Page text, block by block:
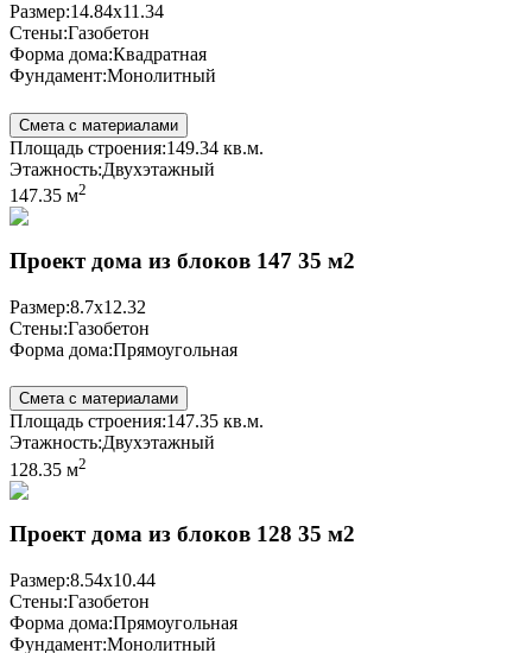
Размер:14.84x11.34
Стены:Газобетон
Форма дома:Квадратная
Фундамент:Монолитный
Смета с материалами
Площадь строения:149.34 кв.м.
Этажность:Двухэтажный
147.35 м2
Проект дома из блоков 147 35 м2
Размер:8.7x12.32
Стены:Газобетон
Форма дома:Прямоугольная
Смета с материалами
Площадь строения:147.35 кв.м.
Этажность:Двухэтажный
128.35 м2
Проект дома из блоков 128 35 м2
Размер:8.54x10.44
Стены:Газобетон
Форма дома:Прямоугольная
Фундамент:Монолитный